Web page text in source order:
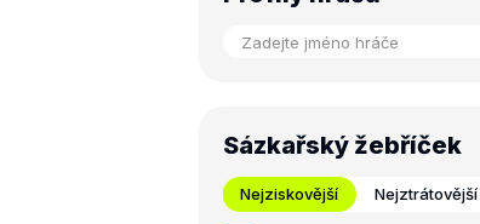
Sázkařský žebříček
Nejziskovější Nejztrátovější